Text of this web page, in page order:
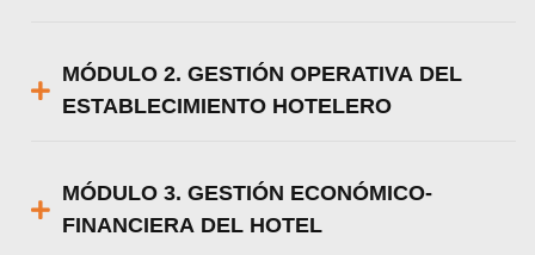
MÓDULO 2. GESTIÓN OPERATIVA DEL
ESTABLECIMIENTO HOTELERO
MÓDULO 3. GESTIÓN ECONÓMICO-
FINANCIERA DEL HOTEL